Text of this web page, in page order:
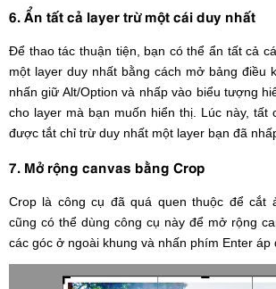
6. Ẩn tất cả layer trừ một cái duy nhất
Để thao tác thuận tiện, bạn có thể ẩn tất cả
một layer duy nhất bằng cách mở bảng điều
nhấn giữ Alt/Option và nhấp vào biểu tượng
cho layer mà bạn muốn hiển thị. Lúc này, tất
được tắt chỉ trừ duy nhất một layer bạn đã
7. Mở rộng canvas bằng Crop
Crop là công cụ đã quá quen thuộc để cắt
cũng có thể dùng công cụ này để mở rộng
các góc ở ngoài khung và nhấn phím Enter áp